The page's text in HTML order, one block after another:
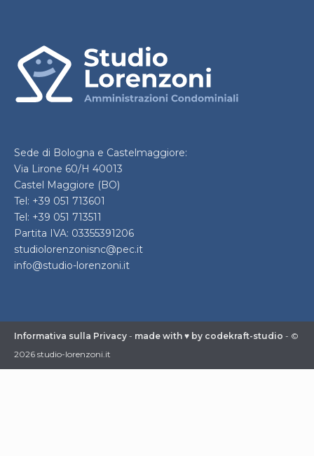
Sede di Bologna e Castelmaggiore:
Via Lirone 60/H 40013
Castel Maggiore (BO)
Tel: +39 051 713601
Tel: +39 051 713511
Partita IVA: 03355391206
studiolorenzonisnc@pec.it
info@studio-lorenzoni.it
Informativa sulla Privacy - made with ♥ by codekraft-studio - ©
2026 studio-lorenzoni.it